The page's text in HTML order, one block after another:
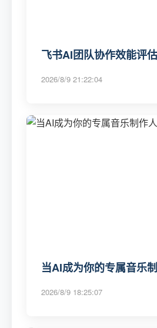
飞书AI团队协作效能评
2026/8/9 21:22:04
当AI成为你的专属音乐
2026/8/9 18:25:07